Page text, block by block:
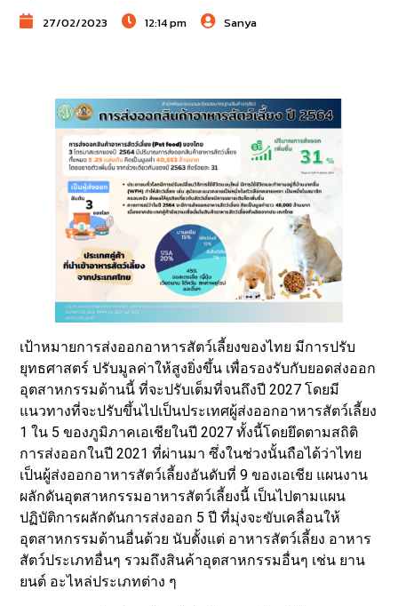
27/02/2023 12:14 pm Sanya
เป้าหมายการส่งออกอาหารสัตว์เลี้ยงของไทย มีการปรับ
ยุทธศาสตร์ ปรับมูลค่าให้สูงยิ่งขึ้น เพื่อรองรับกับยอดส่งออก
อุตสาหกรรมด้านนี้ ที่จะปรับเต็มที่จนถึงปี 2027 โดยมี
แนวทางที่จะปรับขึ้นไปเป็นประเทศผู้ส่งออกอาหารสัตว์เลี้ยง
1 ใน 5 ของภูมิภาคเอเชียในปี 2027 ทั้งนี้โดยยึดตามสถิติ
การส่งออกในปี 2021 ที่ผ่านมา ซึ่งในช่วงนั้นถือได้ว่าไทย
เป็นผู้ส่งออกอาหารสัตว์เลี้ยงอันดับที่ 9 ของเอเชีย แผนงาน
ผลักดันอุตสาหกรรมอาหารสัตว์เลี้ยงนี้ เป็นไปตามแผน
ปฏิบัติการผลักดันการส่งออก 5 ปี ที่มุ่งจะขับเคลื่อนให้
อุตสาหกรรมด้านอื่นด้วย นับตั้งแต่ อาหารสัตว์เลี้ยง อาหาร
สัตว์ประเภทอื่นๆ รวมถึงสินค้าอุตสาหกรรมอื่นๆ เช่น ยาน
ยนต์ อะไหล่ประเภทต่าง ๆ